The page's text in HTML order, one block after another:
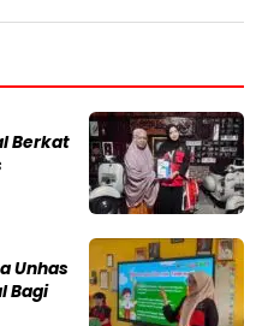
Berkat
Unhas
Bagi